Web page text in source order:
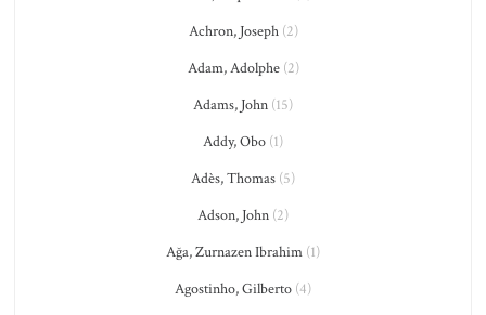
Achron, Joseph(2)
Adam, Adolphe(2)
Adams, John (15)
Addy, Obo (1)
Adès, Thomas (5)
Adson, John (2)
Ağa, Zurnazen Ibrahim (1)
Agostinho, Gilberto (4)